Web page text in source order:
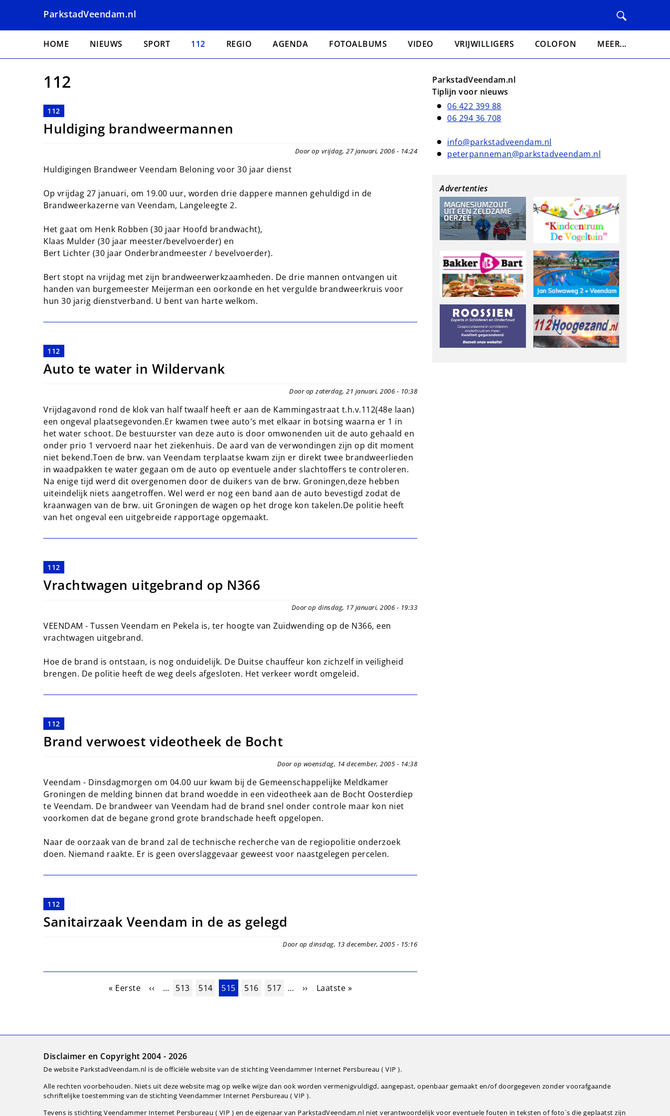
naar
ParkstadVeendam.nl
Hoofdnavigatie
HOME NIEUWS SPORT 112 REGIO AGENDA FOTOALBUMS VIDEO VRIJWILLIGERS COLOFON MEER...
112
112
Huldiging brandweermannen
Door op vrijdag, 27 januari, 2006 - 14:24
Huldigingen Brandweer Veendam Beloning voor 30 jaar dienst
Op vrijdag 27 januari, om 19.00 uur, worden drie dappere mannen gehuldigd in de
Brandweerkazerne van Veendam, Langeleegte 2.
Het gaat om Henk Robben (30 jaar Hoofd brandwacht),
Klaas Mulder (30 jaar meester/bevelvoerder) en
Bert Lichter (30 jaar Onderbrandmeester / bevelvoerder).
Bert stopt na vrijdag met zijn brandweerwerkzaamheden. De drie mannen ontvangen uit
handen van burgemeester Meijerman een oorkonde en het vergulde brandweerkruis voor
hun 30 jarig dienstverband. U bent van harte welkom.
112
Auto te water in Wildervank
Door op zaterdag, 21 januari, 2006 - 10:38
Vrijdagavond rond de klok van half twaalf heeft er aan de Kammingastraat t.h.v.112(48e laan)
een ongeval plaatsegevonden.Er kwamen twee auto's met elkaar in botsing waarna er 1 in
het water schoot. De bestuurster van deze auto is door omwonenden uit de auto gehaald en
onder prio 1 vervoerd naar het ziekenhuis. De aard van de verwondingen zijn op dit moment
niet bekend.Toen de brw. van Veendam terplaatse kwam zijn er direkt twee brandweerlieden
in waadpakken te water gegaan om de auto op eventuele ander slachtoffers te controleren.
Na enige tijd werd dit overgenomen door de duikers van de brw. Groningen,deze hebben
uiteindelijk niets aangetroffen. Wel werd er nog een band aan de auto bevestigd zodat de
kraanwagen van de brw. uit Groningen de wagen op het droge kon takelen.De politie heeft
van het ongeval een uitgebreide rapportage opgemaakt.
112
Vrachtwagen uitgebrand op N366
Door op dinsdag, 17 januari, 2006 - 19:33
VEENDAM - Tussen Veendam en Pekela is, ter hoogte van Zuidwending op de N366, een
vrachtwagen uitgebrand.
Hoe de brand is ontstaan, is nog onduidelijk. De Duitse chauffeur kon zichzelf in veiligheid
brengen. De politie heeft de weg deels afgesloten. Het verkeer wordt omgeleid.
112
Brand verwoest videotheek de Bocht
Door op woensdag, 14 december, 2005 - 14:38
Veendam - Dinsdagmorgen om 04.00 uur kwam bij de Gemeenschappelijke Meldkamer
Groningen de melding binnen dat brand woedde in een videotheek aan de Bocht Oosterdiep
te Veendam. De brandweer van Veendam had de brand snel onder controle maar kon niet
voorkomen dat de begane grond grote brandschade heeft opgelopen.
Naar de oorzaak van de brand zal de technische recherche van de regiopolitie onderzoek
doen. Niemand raakte. Er is geen overslaggevaar geweest voor naastgelegen percelen.
112
Sanitairzaak Veendam in de as gelegd
Door op dinsdag, 13 december, 2005 - 15:16
Paginering
Eerste pagina
« Eerste Vorige pagina
‹‹ … Pagina
513 Pagina
514 Huidige pagina
515 Pagina
516 Pagina
517 … Volgende pagina
›› Laatste pagina
Laatste »
ParkstadVeendam.nl
Tiplijn voor nieuws
06 422 399 88
06 294 36 708
info@parkstadveendam.nl
peterpanneman@parkstadveendam.nl
Advertenties
Disclaimer en Copyright 2004 - 2026
De website ParkstadVeendam.nl is de officiële website van de stichting Veendammer Internet Persbureau ( VIP ).
Alle rechten voorbehouden. Niets uit deze website mag op welke wijze dan ook worden vermenigvuldigd, aangepast, openbaar gemaakt en/of doorgegeven zonder voorafgaande
schriftelijke toestemming van de stichting Veendammer Internet Persbureau ( VIP ).
Tevens is stichting Veendammer Internet Persbureau ( VIP ) en de eigenaar van ParkstadVeendam.nl niet verantwoordelijk voor eventuele fouten in teksten of foto`s die geplaatst zijn